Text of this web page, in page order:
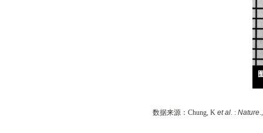
数据来源： Chung, K et al. : Nature